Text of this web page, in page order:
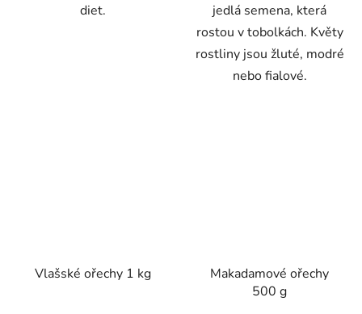
diet.
jedlá semena, která
rostou v tobolkách. Květy
rostliny jsou žluté, modré
nebo fialové.
Vlašské ořechy 1 kg
Makadamové ořechy
500 g